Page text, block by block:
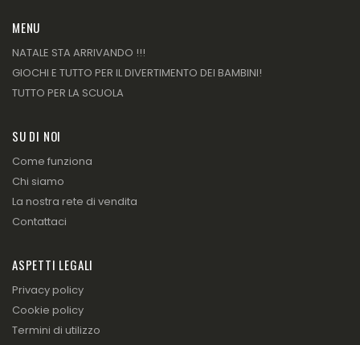
MENU
NATALE STA ARRIVANDO !!!
GIOCHI E TUTTO PER IL DIVERTIMENTO DEI BAMBINI!
TUTTO PER LA SCUOLA
SU DI NOI
Come funziona
Chi siamo
La nostra rete di vendita
Contattaci
ASPETTI LEGALI
Privacy policy
Cookie policy
Termini di utilizzo